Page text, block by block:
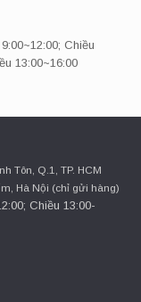
Chiều
13:00~16:00
Tôn, Q.1, TP. HCM
Hà Nội (chỉ gửi hàng)
Chiều 13:00-